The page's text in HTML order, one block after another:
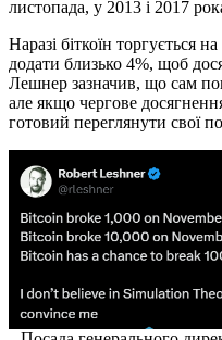
листопада, у 2013 і 2017
Наразі біткоїн торгується
додати близько 4%, щоб
Лешнер зазначив, що сам
але якщо чергове
готовий переглянути свої